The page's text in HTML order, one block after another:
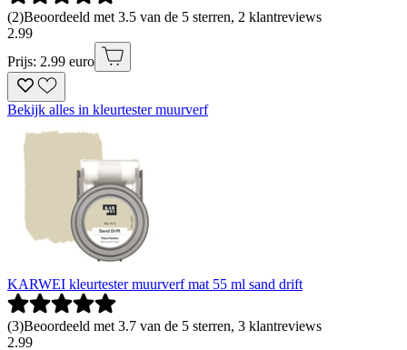
(2)Beoordeeld met 3.5 van de 5 sterren, 2 klantreviews
2.99
Prijs: 2.99 euro
Bekijk alles in kleurtester muurverf
KARWEI kleurtester muurverf mat 55 ml sand drift
(3)Beoordeeld met 3.7 van de 5 sterren, 3 klantreviews
2.99